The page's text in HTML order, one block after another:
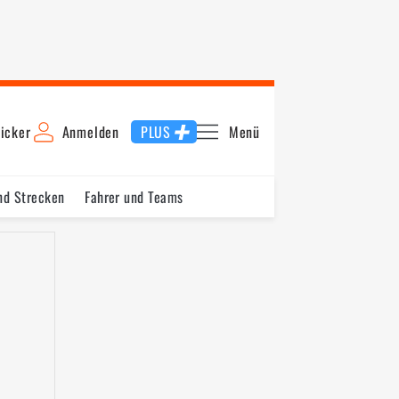
Anmelden PLUS Menü
Strecken Fahrer und Teams